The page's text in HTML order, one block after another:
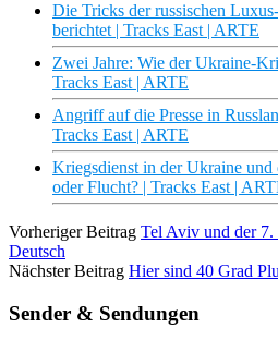
Die Tricks der russischen
berichtet | Tracks East | ARTE
Zwei Jahre: Wie der Ukraine-
Tracks East | ARTE
Angriff auf die Presse in
Tracks East | ARTE
Kriegsdienst in der Ukraine und
oder Flucht? | Tracks East |
Vorheriger Beitrag Tel Aviv und der
Deutsch
Nächster Beitrag Hier sind 40 Grad
Sender & Sendungen